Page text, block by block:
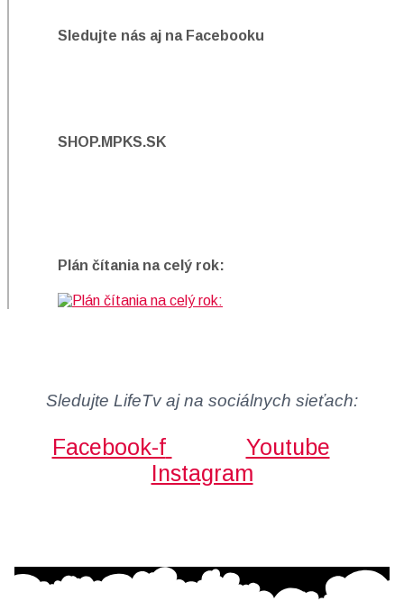
Sledujte nás aj na Facebooku
SHOP.MPKS.SK
Plán čítania na celý rok:
Sledujte LifeTv aj na sociálnych sieťach:
Facebook-f
Youtube
Instagram